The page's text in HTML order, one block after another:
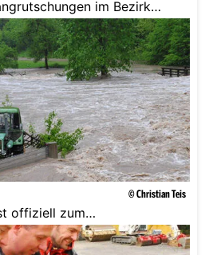
im Bezirk
© Christian Teis
offiziell zum
worden.